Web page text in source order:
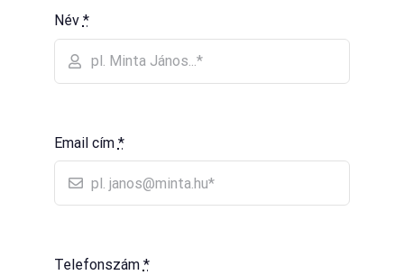
Név *
Email cím *
Telefonszám *